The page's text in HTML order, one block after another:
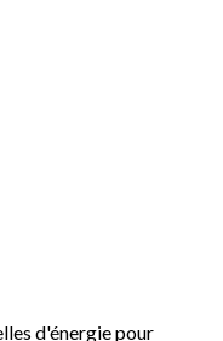
d'énergie pour